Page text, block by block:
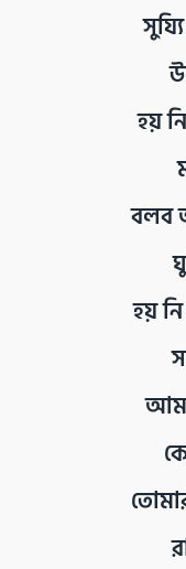
হয়
বলব
হয়